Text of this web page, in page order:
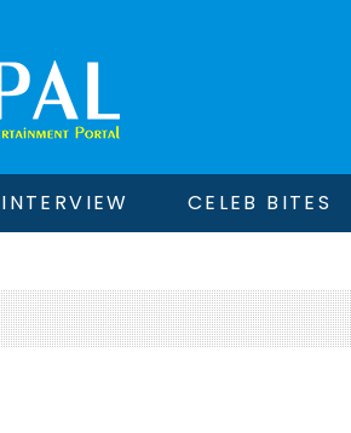
INTERVIEW CELEB BITES